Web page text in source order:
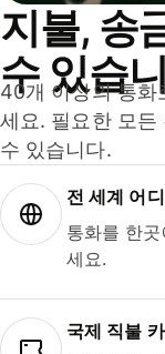
지불, 송
수 있습
40개 이상의 통화
세요. 필요한 모든
수 있습니다.
전 세계 어
통화를 한
세요.
국제 직불